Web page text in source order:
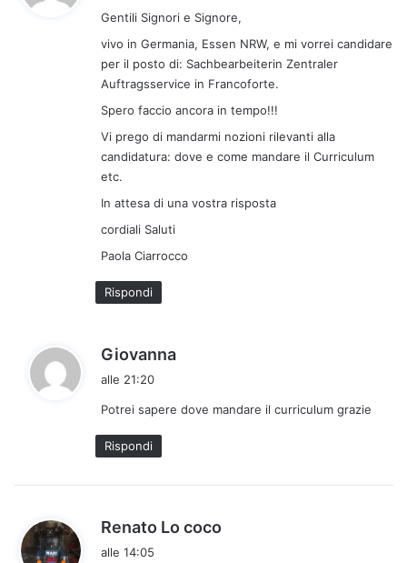
e
t
t
o
Gentili Signori e Signore,
vivo in Germania, Essen NRW, e mi vorrei candidare
per il posto di: Sachbearbeiterin Zentraler
Auftragsservice in Francoforte.
Spero faccio ancora in tempo!!!
Vi prego di mandarmi nozioni rilevanti alla
candidatura: dove e come mandare il Curriculum
etc.
In attesa di una vostra risposta
cordiali Saluti
Paola Ciarrocco
Rispondi
Giovanna
e
alle 21:20
Potrei sapere dove mandare il curriculum grazie
Rispondi
Renato Lo coco
alle 14:05